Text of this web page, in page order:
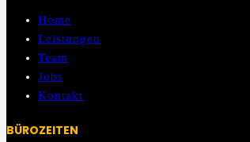
Home
Leistungen
Team
Jobs
Kontakt
BÜROZEITEN